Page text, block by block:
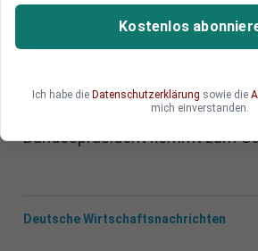
Am 1. August 1944 erhob sich
Untergrundarmee gegen die
selbst bestimmen - und
Deutschen nahmen grausam
Bundespräsident kommt zum
Deutsche Wirtschaftsnachrichten
Kostenlos
Ich habe die Datenschutzerklärung sowie die
mich einverstanden.